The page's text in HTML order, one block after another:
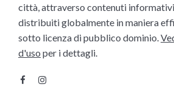
città, attraverso contenuti
distribuiti globalmente in maniera
sotto licenza di pubblico dominio.
d'uso per i dettagli.